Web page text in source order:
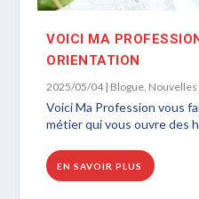
VOICI MA
ORIENTATION
2025/05/04 | Blogue, Nouvelles
Voici Ma Profession vous
métier qui vous ouvre des
EN SAVOIR PLUS